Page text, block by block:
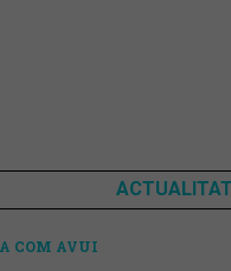
ACTUALITAT
COM AVUI